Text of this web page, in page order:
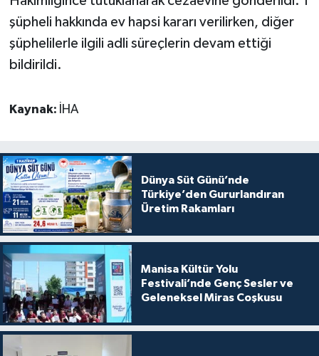
şüpheli hakkında ev hapsi kararı verilirken, diğer
şüphelilerle ilgili adli süreçlerin devam ettiği
bildirildi.
Kaynak: İHA
Dünya Süt Günü’nde
Türkiye’den Gururlandıran
Üretim Rakamları
Manisa Kültür Yolu
Festivali’nde Genç Sesler ve
Geleneksel Miras Coşkusu